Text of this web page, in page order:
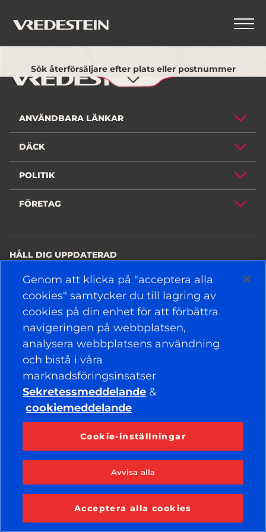
Sök återförsäljare efter plats eller postnummer
ANVÄNDBARA LÄNKAR
DÄCK
POLITIK
FÖRETAG
HÅLL DIG UPPDATERAD
LinkedIn
© 2026 APOLLO TYRES LTD MED ENSAMRÄTT
Genom att klicka på "acceptera alla
cookies" samtycker du till lagring av
cookies på din enhet för att förbättra
navigeringen på webbplatsen,
analysera webbplatsens användning
och bistå i våra
marknadsföringsinsatser
Sekretessmeddelande &
cookiemeddelande
Cookie-inställningar
Avvisa alla
Acceptera alla cookies